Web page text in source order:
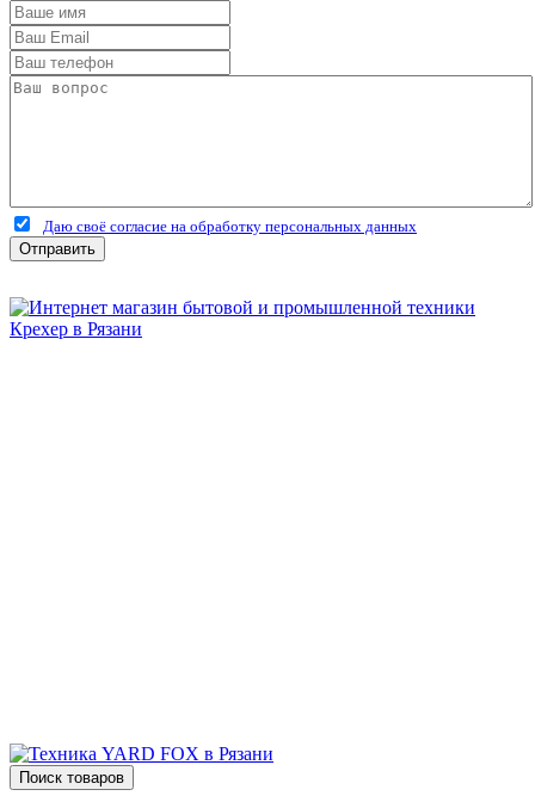
Даю своё согласие на обработку персональных данных
Отправить
Поиск товаров